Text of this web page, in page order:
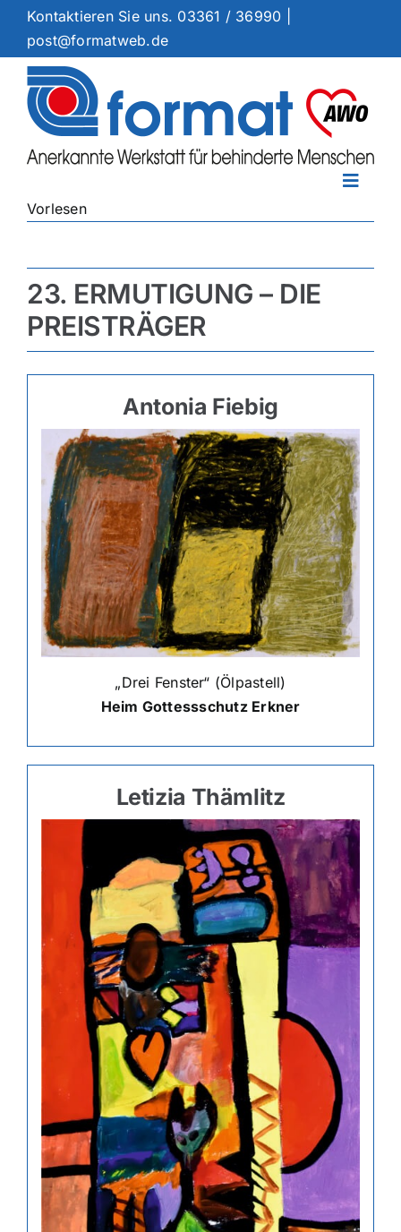
Zum
Inhalt
springen
Kontaktieren Sie uns. 03361 / 36990
post@formatweb.de
Toggle
Arbeitsangebote
Standorte
Ermutigung
Hofladen
Galerie
Vorlesen
23. ERMUTIGUNG – DIE
PREISTRÄGER
Antonia Fiebig
„Drei Fenster“ (Ölpastell)
Heim Gottessschutz Erkner
Letizia Thämlitz